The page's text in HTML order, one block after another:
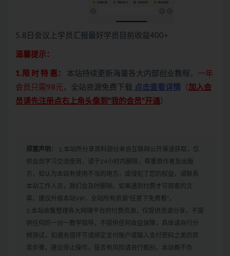
5.8日会议上学员汇报最好学员目前收益400+
温馨提示：
1.限 时 特 惠 ： 本站持续更新海量各大内部创业教程， 一年
会员只需98元 ，全站资源免费下载 点击查看详情 （ 加入会
员请先注册点右上角头像到“我的会员”开通 ）
郑重声明：
1.本站所分享资料部分来自互联网公开渠道获取，仅
供会员学习交流使用，请于24小时内删除，尊重原作者及出版
方，如认为本站有使用不当的地方，或侵犯了您的权益，请联系
本站工作人员，我们会及时删除。如果遇到付费才可观看的文
章，建议升级本站VIP，全站所有资源“任意下免费看”。
2.本站收集整理各大网赚平台的付费资源，仅提供资源分享，不提
供任何的一对一教学指导，不提供任何收益保障，具体请自行分
辨测试，如遇充值环节或绑定支付账户或输入支付密码之类的异
常步骤，建议停止操作，是否有风险请自行甄别，本站概不负